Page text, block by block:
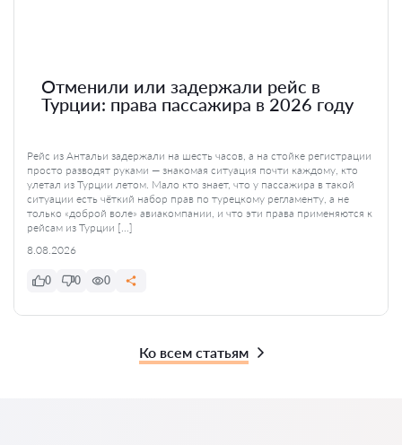
Отменили или задержали рейс в
Турции: права пассажира в 2026 году
Рейс из Антальи задержали на шесть часов, а на стойке регистрации
просто разводят руками — знакомая ситуация почти каждому, кто
улетал из Турции летом. Мало кто знает, что у пассажира в такой
ситуации есть чёткий набор прав по турецкому регламенту, а не
только «доброй воле» авиакомпании, и что эти права применяются к
рейсам из Турции […]
8.08.2026
0 0 0
Ко всем статьям